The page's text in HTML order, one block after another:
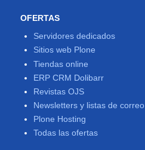
OFERTAS
Servidores dedicados
Sitios web Plone
Tiendas online
ERP CRM Dolibarr
Revistas OJS
Newsletters y listas de correo
Plone Hosting
Todas las ofertas